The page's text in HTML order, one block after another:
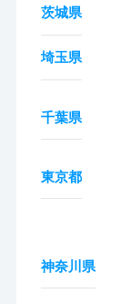
茨城県
埼玉県
千葉県
東京都
神奈川県